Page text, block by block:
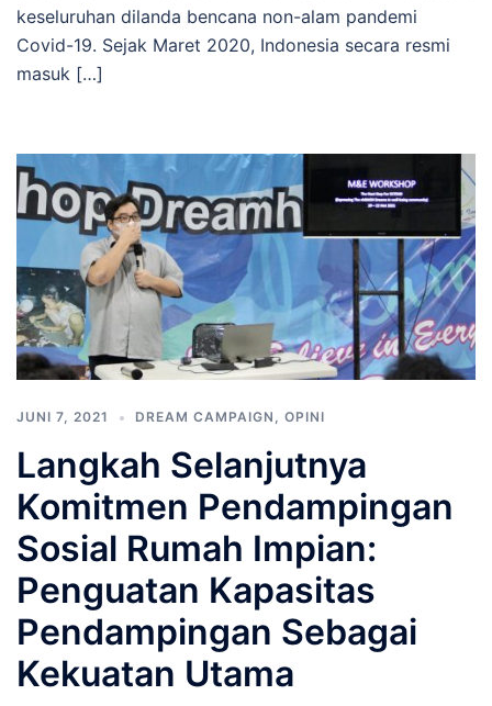
keseluruhan dilanda bencana non-alam pandemi
Covid-19. Sejak Maret 2020, Indonesia secara resmi
masuk […]
JUNI 7, 2021 DREAM CAMPAIGN OPINI
Langkah Selanjutnya
Komitmen Pendampingan
Sosial Rumah Impian:
Penguatan Kapasitas
Pendampingan Sebagai
Kekuatan Utama